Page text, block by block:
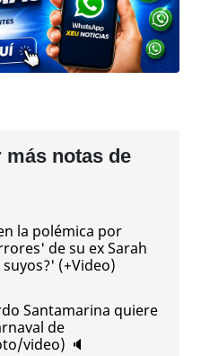
más notas de
la polémica por
de su ex Sarah
suyos?' (+Video)
Santamarina quiere
de
video) 🔈